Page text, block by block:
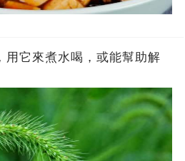
用它來煮水喝，或能幫助解